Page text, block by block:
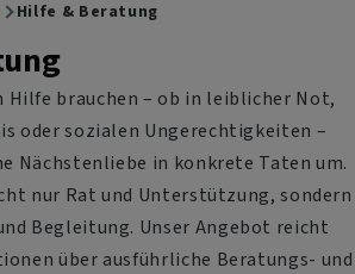
Hilfe & Beratung
Hilfe brauchen – ob in leiblicher Not,
oder sozialen Ungerechtigkeiten –
Nächstenliebe in konkrete Taten um.
nur Rat und Unterstützung, sondern
Begleitung. Unser Angebot reicht
über ausführliche Beratungs- und